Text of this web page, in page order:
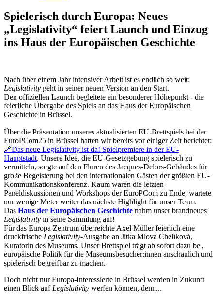
Spielerisch durch Europa: Neues
„Legislativity“ feiert Launch und Einzug
ins Haus der Europäischen Geschichte
Nach über einem Jahr intensiver Arbeit ist es endlich so weit:
Legislativity geht in seiner neuen Version an den Start.
Den offiziellen Launch begleitete ein besonderer Höhepunkt - die
feierliche Übergabe des Spiels an das Haus der Europäischen
Geschichte in Brüssel.
Über die Präsentation unseres aktualisierten EU-Brettspiels bei der
EuroPCom25 in Brüssel hatten wir bereits vor einiger Zeit berichtet:
🔗Das neue Legislativity ist da! Spielpremiere in der EU-
Hauptstadt. Unsere Idee, die EU-Gesetzgebung spielerisch zu
vermitteln, sorgte auf den Fluren des Jacques-Delors-Gebäudes für
große Begeisterung bei den internationalen Gästen der größten EU-
Kommunikationskonferenz. Kaum waren die letzten
Paneldiskussionen und Workshops der EuroPCom zu Ende, wartete
nur wenige Meter weiter das nächste Highlight für unser Team:
Das Haus der Europäischen Geschichte nahm unser brandneues
Legislativity in seine Sammlung auf!
Für das Europa Zentrum überreichte Axel Müller feierlich eine
druckfrische Legislativity-Ausgabe an Jitka Mlová Chelíková,
Kuratorin des Museums. Unser Brettspiel trägt ab sofort dazu bei,
europäische Politik für die Museumsbesucher:innen anschaulich und
spielerisch begreifbar zu machen.
Doch nicht nur Europa-Interessierte in Brüssel werden in Zukunft
einen Blick auf Legislativity werfen können, denn...